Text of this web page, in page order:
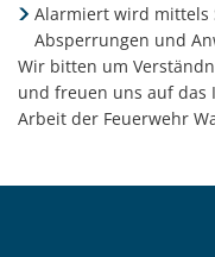
Alarmiert wird mittels
Absperrungen und
Wir bitten um
und freuen uns auf das
Arbeit der Feuerwehr